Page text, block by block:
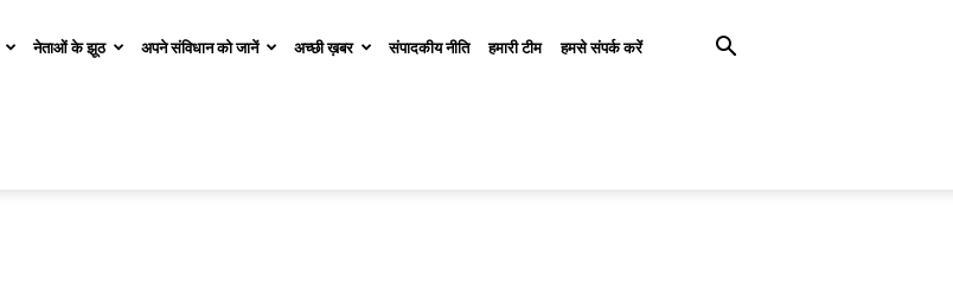
नेताओं के झूठ अपने संविधान को जानें अच्छी ख़बर संपादकीय नीति हमारी टीम हमसे संपर्क करें